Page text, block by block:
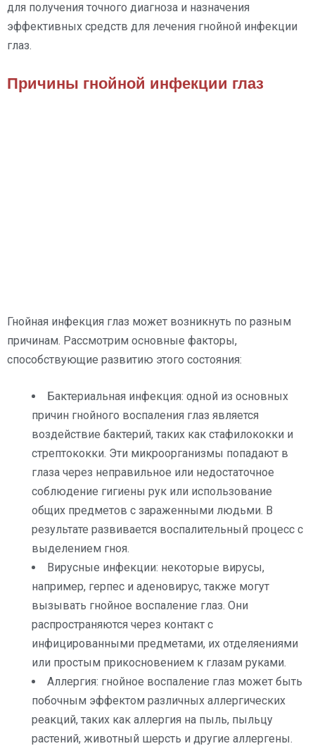
для получения точного диагноза и назначения
эффективных средств для лечения гнойной инфекции
глаз.
Причины гнойной инфекции глаз
Гнойная инфекция глаз может возникнуть по разным
причинам. Рассмотрим основные факторы,
способствующие развитию этого состояния:
Бактериальная инфекция: одной из основных
причин гнойного воспаления глаз является
воздействие бактерий, таких как стафилококки и
стрептококки. Эти микроорганизмы попадают в
глаза через неправильное или недостаточное
соблюдение гигиены рук или использование
общих предметов с зараженными людьми. В
результате развивается воспалительный процесс с
выделением гноя.
Вирусные инфекции: некоторые вирусы,
например, герпес и аденовирус, также могут
вызывать гнойное воспаление глаз. Они
распространяются через контакт с
инфицированными предметами, их отделяениями
или простым прикосновением к глазам руками.
Аллергия: гнойное воспаление глаз может быть
побочным эффектом различных аллергических
реакций, таких как аллергия на пыль, пыльцу
растений, животный шерсть и другие аллергены.